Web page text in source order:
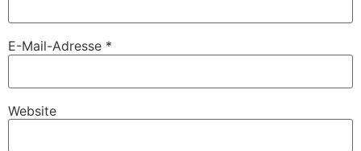
E-Mail-Adresse *
Website